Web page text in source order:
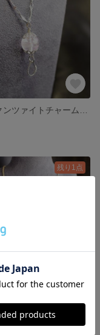
残り1点
ラピスラズリネックレス N000027